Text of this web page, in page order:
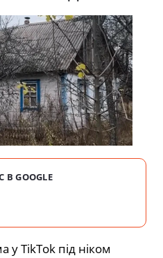
GOOGLE
у TikTok під ніком